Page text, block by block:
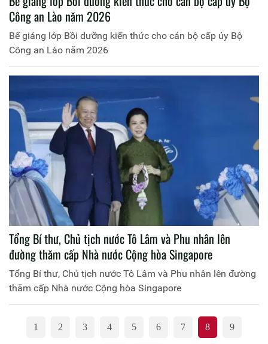
Công an Lào năm 2026
Bế giảng lớp Bồi dưỡng kiến thức cho cán bộ cấp ủy Bộ
Công an Lào năm 2026
Tổng Bí thư, Chủ tịch nước Tô Lâm và Phu nhân lên
đường thăm cấp Nhà nước Cộng hòa Singapore
Tổng Bí thư, Chủ tịch nước Tô Lâm và Phu nhân lên đường
thăm cấp Nhà nước Cộng hòa Singapore
1 2 3 4 5 6 7 8 9